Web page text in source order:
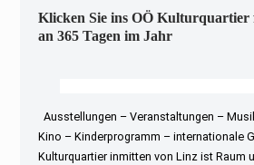
Klicken Sie ins OÖ
an 365 Tagen im Jahr
Ausstellungen – Veranstaltungen –
Kino – Kinderprogramm – internationale
Kulturquartier inmitten von Linz ist Raum